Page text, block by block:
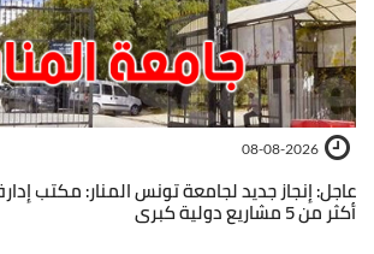
08-08-2026
عاجل: إنجاز جديد لجامعة تونس المنار: مكتب
أكثر من 5 مشاريع دولية كبرى